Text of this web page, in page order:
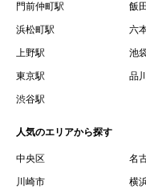
借契約書およびオプシ
９.「契約期間開始日
「賃貸借契約」と言い
賃借権が発生する日を
するために、選んだ物
１１.「予約情報」と
所定の情報を意味しま
門前仲町駅 飯
浜松町駅 六
上野駅 池
東京駅 品
渋谷駅
人気のエリアから探す
中央区 名
川崎市 横